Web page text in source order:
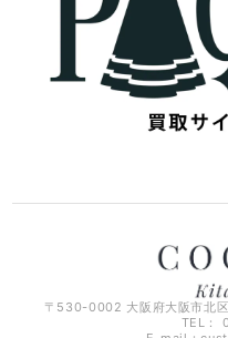
〒530-0002 大阪府大阪市北
TEL：